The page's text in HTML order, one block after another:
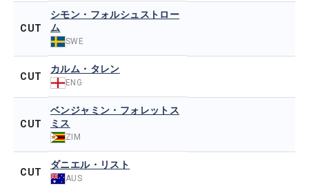
CUT
シモン・フォルシュストロー
ム
SWE
CUT
カルム・タレン
ENG
CUT
ベンジャミン・フォレットス
ミス
ZIM
CUT
ダニエル・リスト
AUS